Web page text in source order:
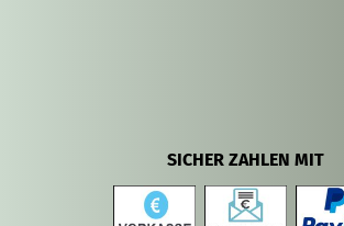
SICHER ZAHLEN MIT